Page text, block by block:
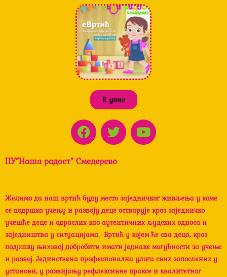
Е упис
F
a
e
o
k
T
w
t
r
Y
o
e
ПУ”Наша радост” Смедерево
Желимо да наш вртић буду место заједничког живљења у коме
се подршка учењу и развоју деце остварује кроз заједничко
учешће деце и одраслих као аутентичних људских односа и
заједништва у ситуацијама. Вртић у којем ће сва деца, кроз
подршку њиховој добробити имати једнаке могућности за учење
и развој. Јединствена професионална улога свих запослених у
установи, у развијању рефлексивне праксе и квалитетног